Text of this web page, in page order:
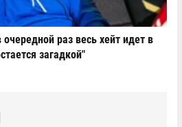
раз весь хейт идет в
загадкой"